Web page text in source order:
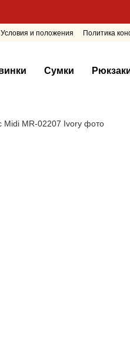
Условия и положения Политика
Сумки